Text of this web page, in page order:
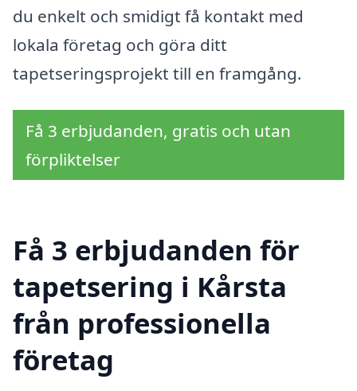
du enkelt och smidigt få kontakt med
lokala företag och göra ditt
tapetseringsprojekt till en framgång.
Få 3 erbjudanden, gratis och utan
förpliktelser
Få 3 erbjudanden för
tapetsering i Kårsta
från professionella
företag